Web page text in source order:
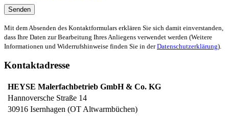
Mit dem Absenden des Kontaktformulars erklären Sie sich damit einverstanden,
dass Ihre Daten zur Bearbeitung Ihres Anliegens verwendet werden (Weitere
Informationen und Widerrufshinweise finden Sie in derDatenschutzerklärung).
Kontaktadresse
HEYSE Malerfachbetrieb GmbH & Co. KG
Hannoversche Straße 14
30916 Isernhagen (OT Altwarmbüchen)